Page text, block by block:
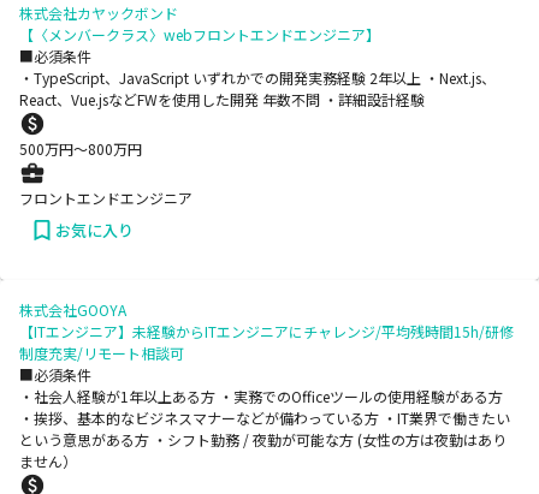
株式会社カヤックボンド
【〈メンバークラス〉webフロントエンドエンジニア】
■必須条件
・TypeScript、JavaScript いずれかでの開発実務経験 2年以上 ・Next.js、
React、Vue.jsなどFWを使用した開発 年数不問 ・詳細設計経験
500万円〜800万円
フロントエンドエンジニア
お気に入り
株式会社GOOYA
【ITエンジニア】未経験からITエンジニアにチャレンジ/平均残時間15h/研修
制度充実/リモート相談可
■必須条件
・社会人経験が1年以上ある方 ・実務でのOfficeツールの使用経験がある方
・挨拶、基本的なビジネスマナーなどが備わっている方 ・IT業界で働きたい
という意思がある方 ・シフト勤務 / 夜勤が可能な方 (女性の方は夜勤はあり
ません）